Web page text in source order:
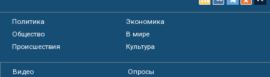
Политика
Экономика
Общество
В мире
Происшествия
Культура
Видео
Опросы